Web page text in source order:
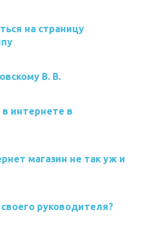
на страницу
В. В.
интернете в
магазин не так уж и
руководителя?